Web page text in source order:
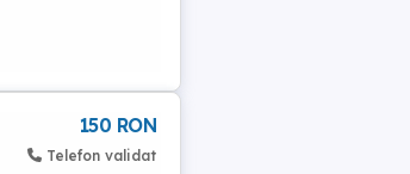
150 RON
Telefon validat